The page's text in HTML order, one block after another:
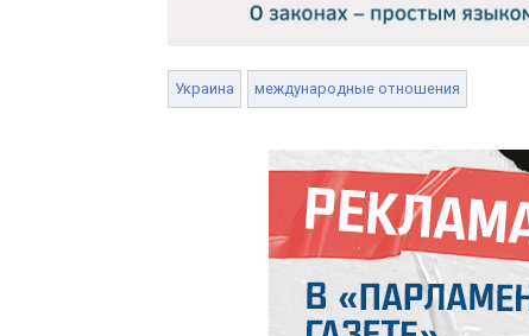
Украина международные отношения